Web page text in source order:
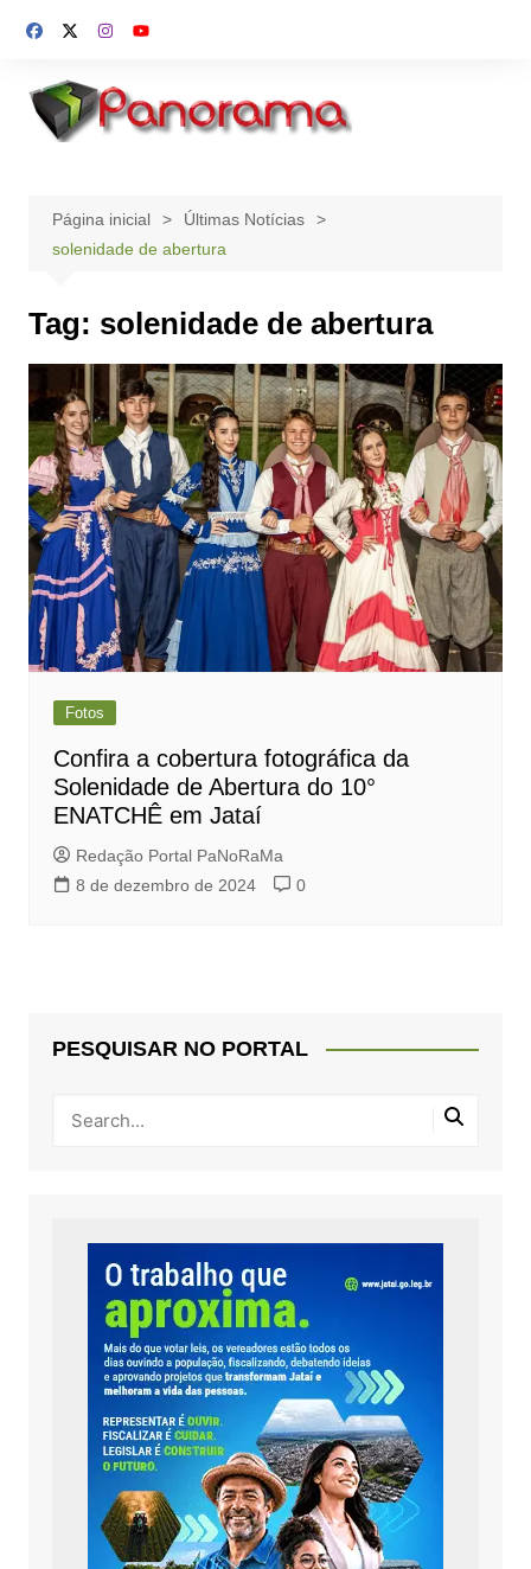
para
conteúdo
Página inicial
Últimas Notícias
solenidade de abertura
Tag: solenidade de abertura
Fotos
Confira a cobertura fotográfica da
Solenidade de Abertura do 10°
ENATCHÊ em Jataí
Redação Portal PaNoRaMa
8 de dezembro de 2024
0
PESQUISAR NO PORTAL